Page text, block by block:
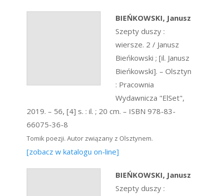
BIEŃKOWSKI, Janusz
Szepty duszy :
wiersze. 2 / Janusz
Bieńkowski ; [il. Janusz
Bieńkowski]. – Olsztyn
: Pracownia
Wydawnicza "ElSet",
2019. – 56, [4] s. : il. ; 20 cm. – ISBN 978-83-
66075-36-8
Tomik poezji. Autor związany z Olsztynem.
[zobacz w katalogu on-line]
BIEŃKOWSKI, Janusz
Szepty duszy :